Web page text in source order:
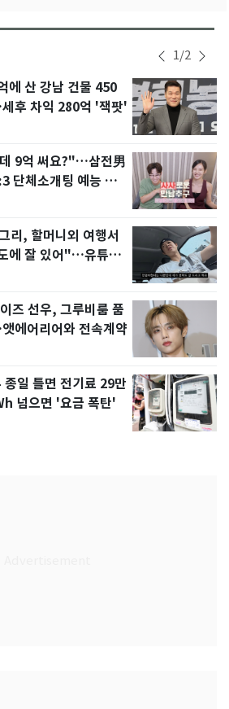
1/2
에 산 강남 건물 450
후 차익 280억 '잭팟'
9억 써요?"…삼전男
단체소개팅 예능 화
리, 할머니외 여행서
에 잘 있어"…유튜브
즈 선우, 그루비룸 품
에어리어와 전속계약
종일 틀면 전기료 29만
넘으면 '요금 폭탄'